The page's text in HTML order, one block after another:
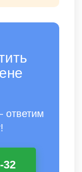
ответим
32